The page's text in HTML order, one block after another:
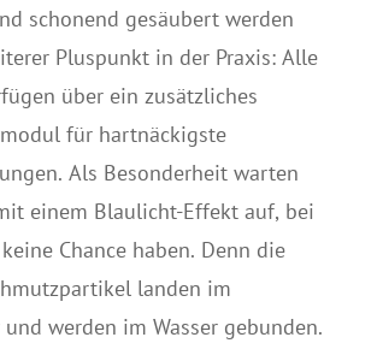
schonend gesäubert werden
Pluspunkt in der Praxis: Alle
über ein zusätzliches
für hartnäckigste
Als Besonderheit warten
einem Blaulicht-Effekt auf, bei
Chance haben. Denn die
landen im
werden im Wasser gebunden.